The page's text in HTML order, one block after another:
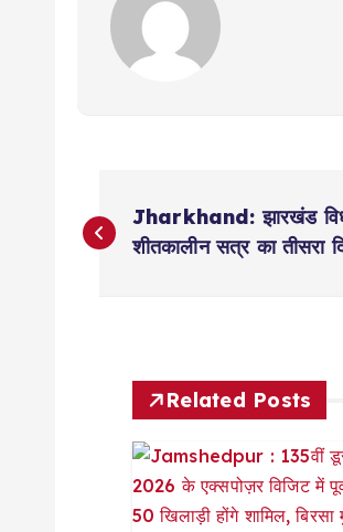
P
o
Jharkhand: झारखंड
शीतकालीन सत्र का तीसरा
Related Posts